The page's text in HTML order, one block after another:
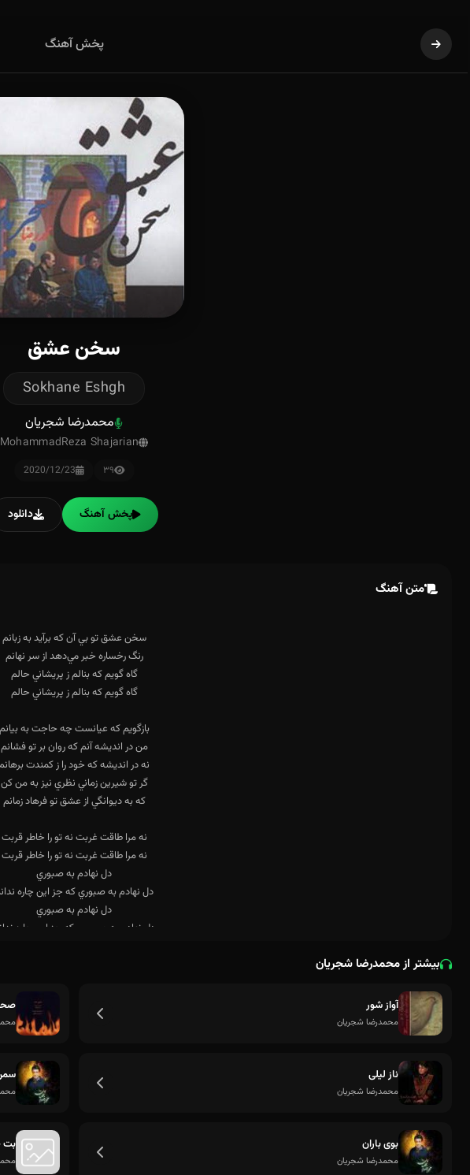
پخش آهنگ
سخن عشق
Sokhane Eshgh
محمدرضا شجریان
MohammadReza Shajarian
۳۹ 2020/12/23
پخش آهنگ دانلود
متن آهنگ
نرسد کار به جانم نرسد کار به جانم
بیشتر از محمدرضا شجریان
آواز شور
محمدرضا شجریان
ناز لیلی
محمدرضا شجریان
بوی باران
محمدرضا شجریان
بت